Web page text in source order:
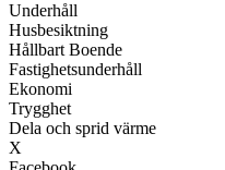
Underhåll
Husbesiktning
Hållbart Boende
Fastighetsunderhåll
Ekonomi
Trygghet
Dela och sprid värme
X